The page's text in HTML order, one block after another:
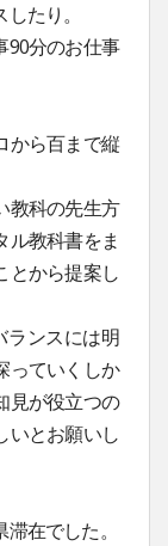
たり。
90分のお仕事
から百まで縦
教科の先生方
ル教科書をま
とから提案し
ランスには明
っていくしか
見が役立つの
いとお願いし
在でした。